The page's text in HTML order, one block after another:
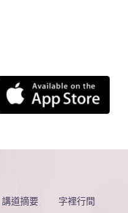
講道摘要 字裡行間